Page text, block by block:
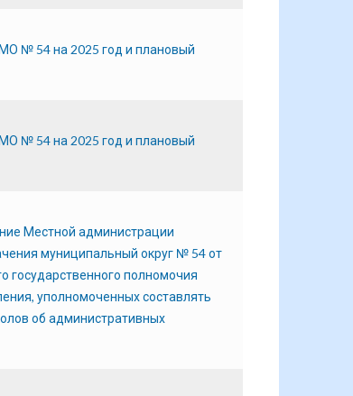
№ 54 на 2025 год и плановый
№ 54 на 2025 год и плановый
Местной администрации
муниципальный округ № 54 от
государственного полномочия
уполномоченных составлять
об административных